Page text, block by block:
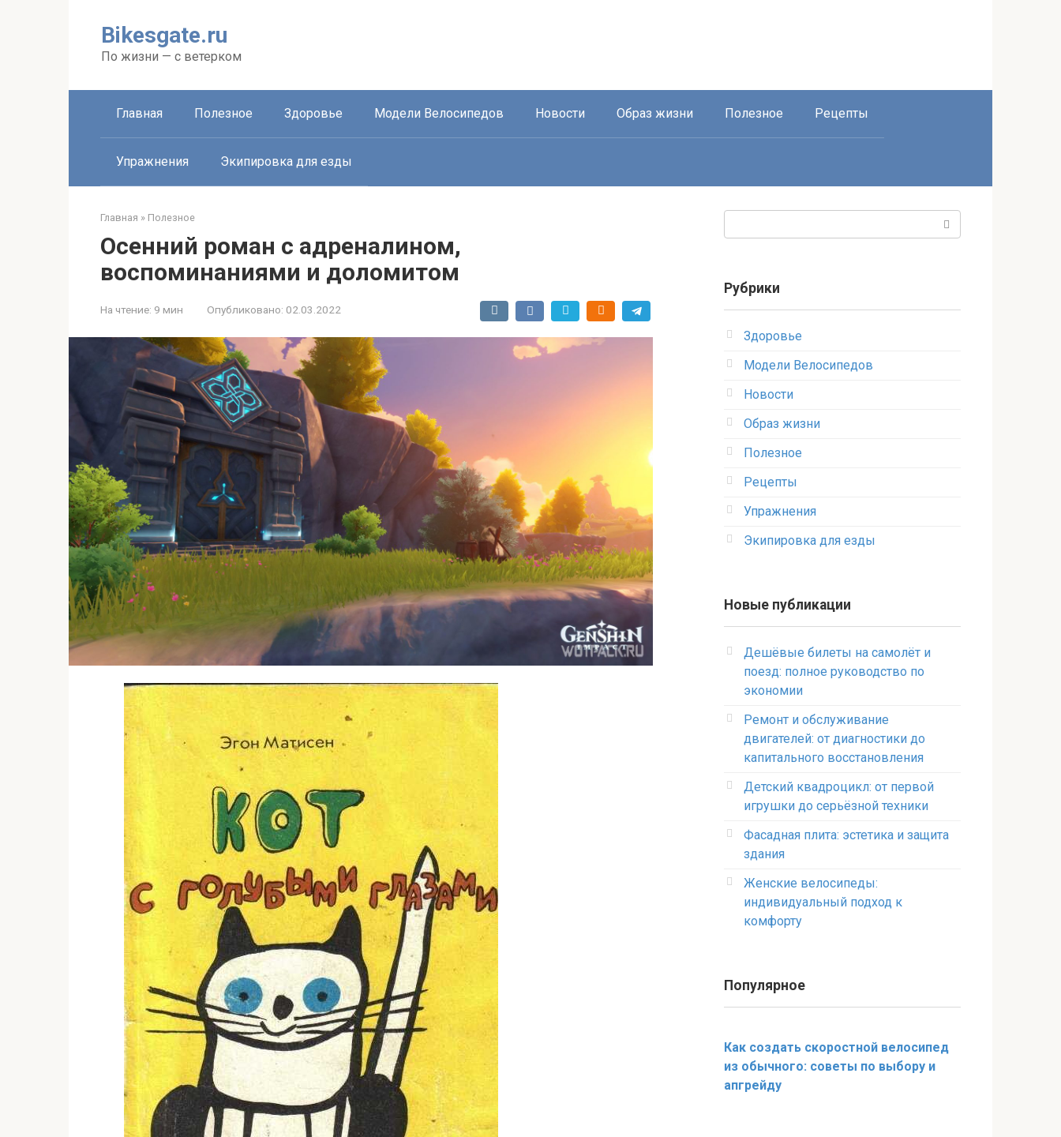
Bikesgate.ru
По жизни — с ветерком
Главная Полезное Здоровье Модели Велосипедов Новости Образ жизни Полезное Рецепты
Упражнения Экипировка для езды
Главная » Полезное
Осенний роман с адреналином,
воспоминаниями и доломитом
На чтение: 9 мин Опубликовано: 02.03.2022
Рубрики
Здоровье
Модели Велосипедов
Новости
Образ жизни
Полезное
Рецепты
Упражнения
Экипировка для езды
Новые публикации
Дешёвые билеты на самолёт и
поезд: полное руководство по
экономии
Ремонт и обслуживание
двигателей: от диагностики до
капитального восстановления
Детский квадроцикл: от первой
игрушки до серьёзной техники
Фасадная плита: эстетика и защита
здания
Женские велосипеды:
индивидуальный подход к
комфорту
Популярное
Как создать скоростной велосипед
из обычного: советы по выбору и
апгрейду